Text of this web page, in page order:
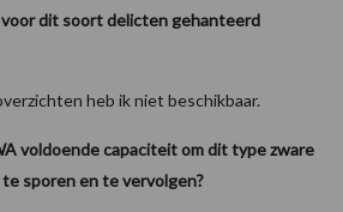
dit soort delicten gehanteerd
heb ik niet beschikbaar.
voldoende capaciteit om dit type zware
sporen en te vervolgen?